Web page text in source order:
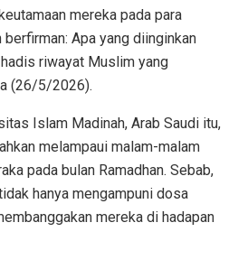
mereka pada para
Apa yang diinginkan
riwayat Muslim yang
(26/5/2026).
Islam Madinah, Arab Saudi itu,
melampaui malam-malam
pada bulan Ramadhan. Sebab,
hanya mengampuni dosa
mereka di hadapan